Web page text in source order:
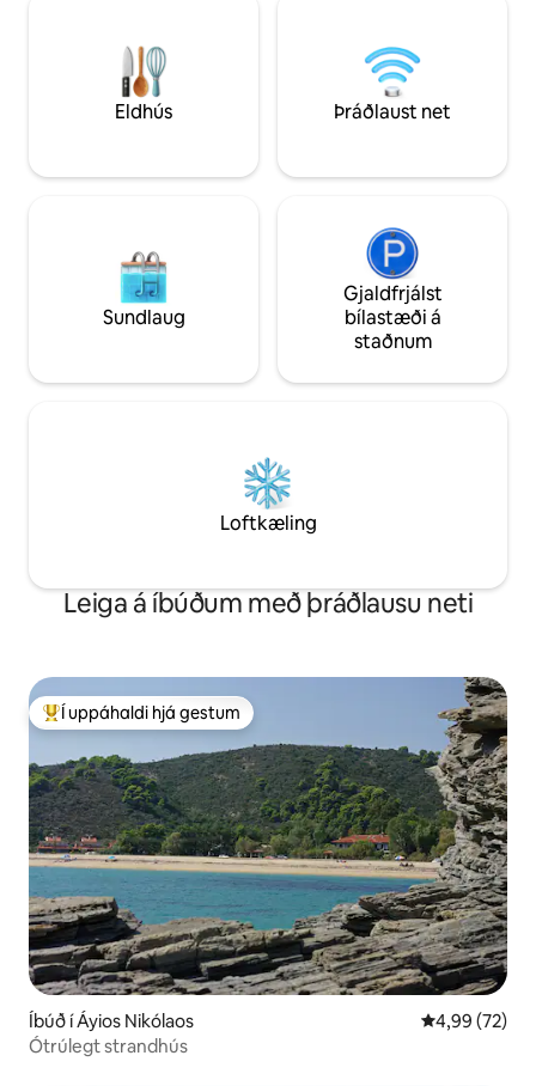
Eldhús Þráðlaust net
Sundlaug
Gjaldfrjálst
bílastæði á
staðnum
Loftkæling
Leiga á íbúðum með þráðlausu neti
Í mestu uppáhaldi hjá gestum
Í uppáhaldi hjá gestum
Íbúð í Áyios Nikólaos 4,99 af 5 í
4,99 (72)
Ótrúlegt strandhús